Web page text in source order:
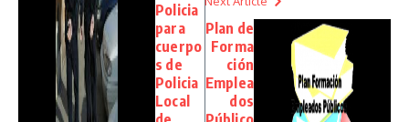
Policia
para
cuerpo
s de
Policia
Local
Plan de
Forma
ción
Emplea
dos